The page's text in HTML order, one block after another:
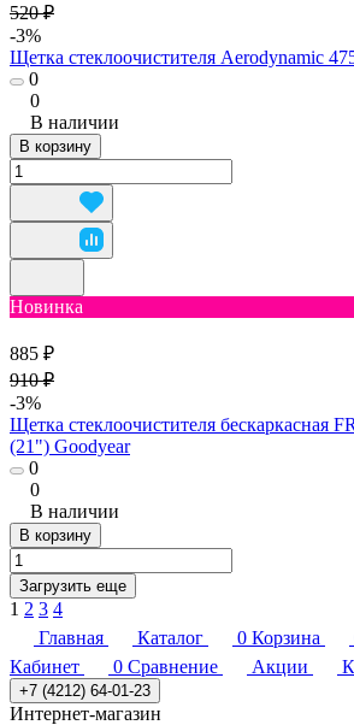
520 ₽
-3%
Щетка стеклоочистителя Aerodynamic
0
0
В наличии
В корзину
Новинка
885 ₽
910 ₽
-3%
Щетка стеклоочистителя бескаркасная
(21") Goodyear
0
0
В наличии
В корзину
Загрузить еще
1 2 3 4
Главная
Каталог 0 Корзина
Кабинет
0 Сравнение Акции
+7 (4212) 64-01-23
Интернет-магазин